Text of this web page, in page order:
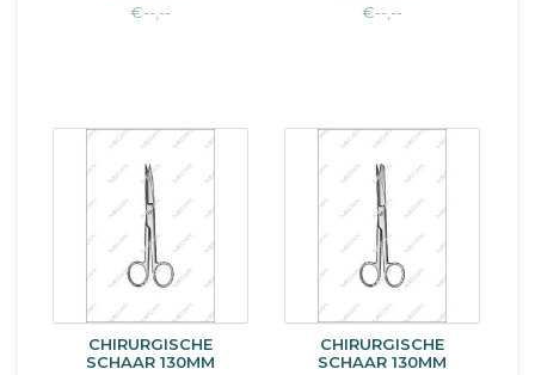
€--,--
€--,--
CHIRURGISCHE
SCHAAR 130MM
CHIRURGISCHE
SCHAAR 130MM